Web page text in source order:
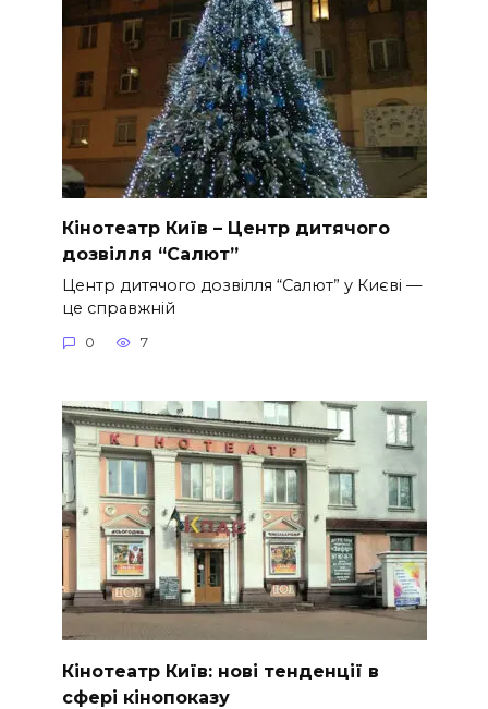
Кінотеатр Київ – Центр дитячого
дозвілля “Салют”
Центр дитячого дозвілля “Салют” у Києві —
це справжній
0 7
Кінотеатр Київ: нові тенденції в
сфері кінопоказу